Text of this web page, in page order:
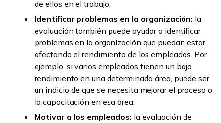
de ellos en el trabajo.
Identificar problemas en la organización: la
evaluación también puede ayudar a identificar
problemas en la organización que puedan estar
afectando el rendimiento de los empleados. Por
ejemplo, si varios empleados tienen un bajo
rendimiento en una determinada área, puede ser
un indicio de que se necesita mejorar el proceso o
la capacitación en esa área.
Motivar a los empleados: la evaluación de